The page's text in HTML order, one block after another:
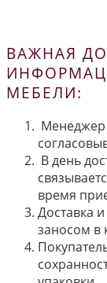
ВАЖНАЯ
МЕБЕЛИ:
Менеджер
В день
время
Доставка
заносом в